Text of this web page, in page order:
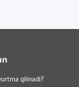
qilinadi?